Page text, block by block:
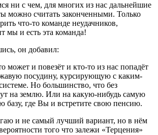
ни с чем, для многих из нас дальнейшие
можно считать законченными. Только
что-то команде неудачников,
мы и есть эта команда!
он добавил:
может и повезёт и кто-то из нас попадёт
посудину, курсирующую с каким-
Но большинство, что без
на землю. Или на какую-нибудь самую
базу, где Вы и встретите свою пенсию.
и не самый лучший вариант, но в нём
того что залежи «Терцения»